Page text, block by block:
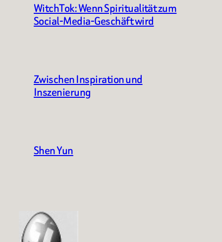
WitchTok: Wenn Spiritualität zum
Social-Media-Geschäft wird
Zwischen Inspiration und
Inszenierung
Shen Yun